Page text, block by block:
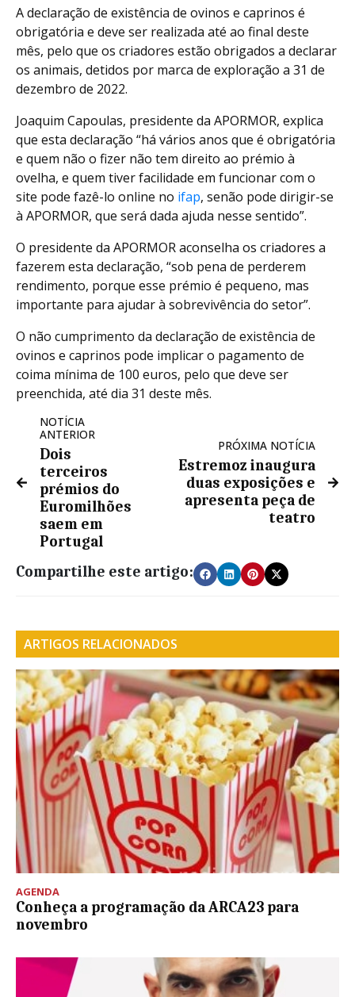
A declaração de existência de ovinos e caprinos é
obrigatória e deve ser realizada até ao final deste
mês, pelo que os criadores estão obrigados a declarar
os animais, detidos por marca de exploração a 31 de
dezembro de 2022.
Joaquim Capoulas, presidente da APORMOR, explica
que esta declaração “há vários anos que é obrigatória
e quem não o fizer não tem direito ao prémio à
ovelha, e quem tiver facilidade em funcionar com o
site pode fazê-lo online no ifap, senão pode dirigir-se
à APORMOR, que será dada ajuda nesse sentido”.
O presidente da APORMOR aconselha os criadores a
fazerem esta declaração, “sob pena de perderem
rendimento, porque esse prémio é pequeno, mas
importante para ajudar à sobrevivência do setor”.
O não cumprimento da declaração de existência de
ovinos e caprinos pode implicar o pagamento de
coima mínima de 100 euros, pelo que deve ser
preenchida, até dia 31 deste mês.
NOTÍCIA
ANTERIOR
Dois
terceiros
prémios do
Euromilhões
saem em
Portugal
PRÓXIMA NOTÍCIA
Estremoz inaugura
duas exposições e
apresenta peça de
teatro
Compartilhe este artigo:
ARTIGOS RELACIONADOS
AGENDA
Conheça a programação da ARCA23 para
novembro